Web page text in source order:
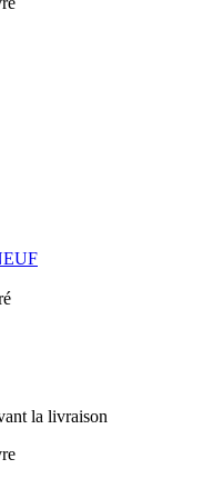
la livraison